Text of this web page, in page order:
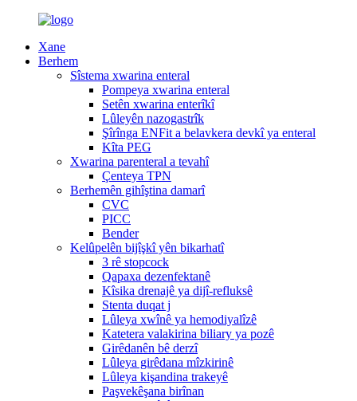
Xane
Berhem
Sîstema xwarina enteral
Pompeya xwarina enteral
Setên xwarina enterîkî
Lûleyên nazogastrîk
Şîrînga ENFit a belavkera devkî ya enteral
Kîta PEG
Xwarina parenteral a tevahî
Çenteya TPN
Berhemên gihîştina damarî
CVC
PICC
Bender
Kelûpelên bijîşkî yên bikarhatî
3 rê stopcock
Qapaxa dezenfektanê
Kîsika drenajê ya dijî-refluksê
Stenta duqat j
Lûleya xwînê ya hemodiyalîzê
Katetera valakirina biliary ya pozê
Girêdanên bê derzî
Lûleya girêdana mîzkirinê
Lûleya kişandina trakeyê
Paşvekêşana birînan